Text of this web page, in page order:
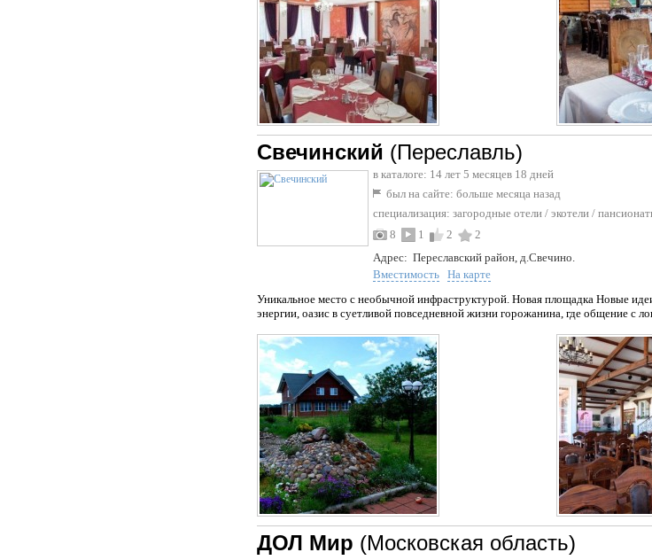
Свечинский (Переславль)
в каталоге: 14 лет 5 месяцев 18 дней
был на сайте: больше месяца назад
специализация: загородные отели / экотели /
8
1 2
2
Адрес: Переславский район, д.Свечино.
Вместимость На карте
Уникальное место с необычной инфраструктурой. Новая площадка Новые
энергии, оазис в суетливой повседневной жизни горожанина, где общение с
ДОЛ Мир (Московская область)